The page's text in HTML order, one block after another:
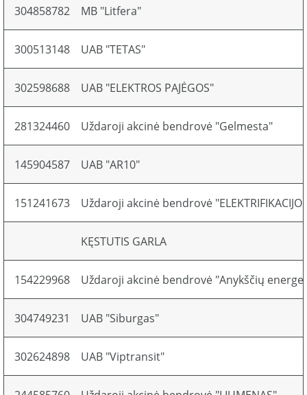
304858782 MB "Litfera"
300513148 UAB "TETAS"
302598688 UAB "ELEKTROS PAJĖGOS"
281324460 Uždaroji akcinė bendrovė "Gelmesta"
145904587 UAB "AR10"
151241673 Uždaroji akcinė bendrovė
KĘSTUTIS GARLA
154229968 Uždaroji akcinė bendrovė "Anykščių
304749231 UAB "Siburgas"
302624898 UAB "Viptransit"